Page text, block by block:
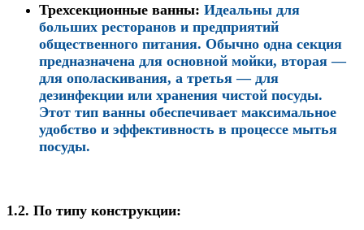
Трехсекционные ванны: Идеальны для
больших ресторанов и предприятий
общественного питания. Обычно одна секция
предназначена для основной мойки, вторая —
для ополаскивания, а третья — для
дезинфекции или хранения чистой посуды.
Этот тип ванны обеспечивает максимальное
удобство и эффективность в процессе мытья
посуды.
1.2. По типу конструкции: